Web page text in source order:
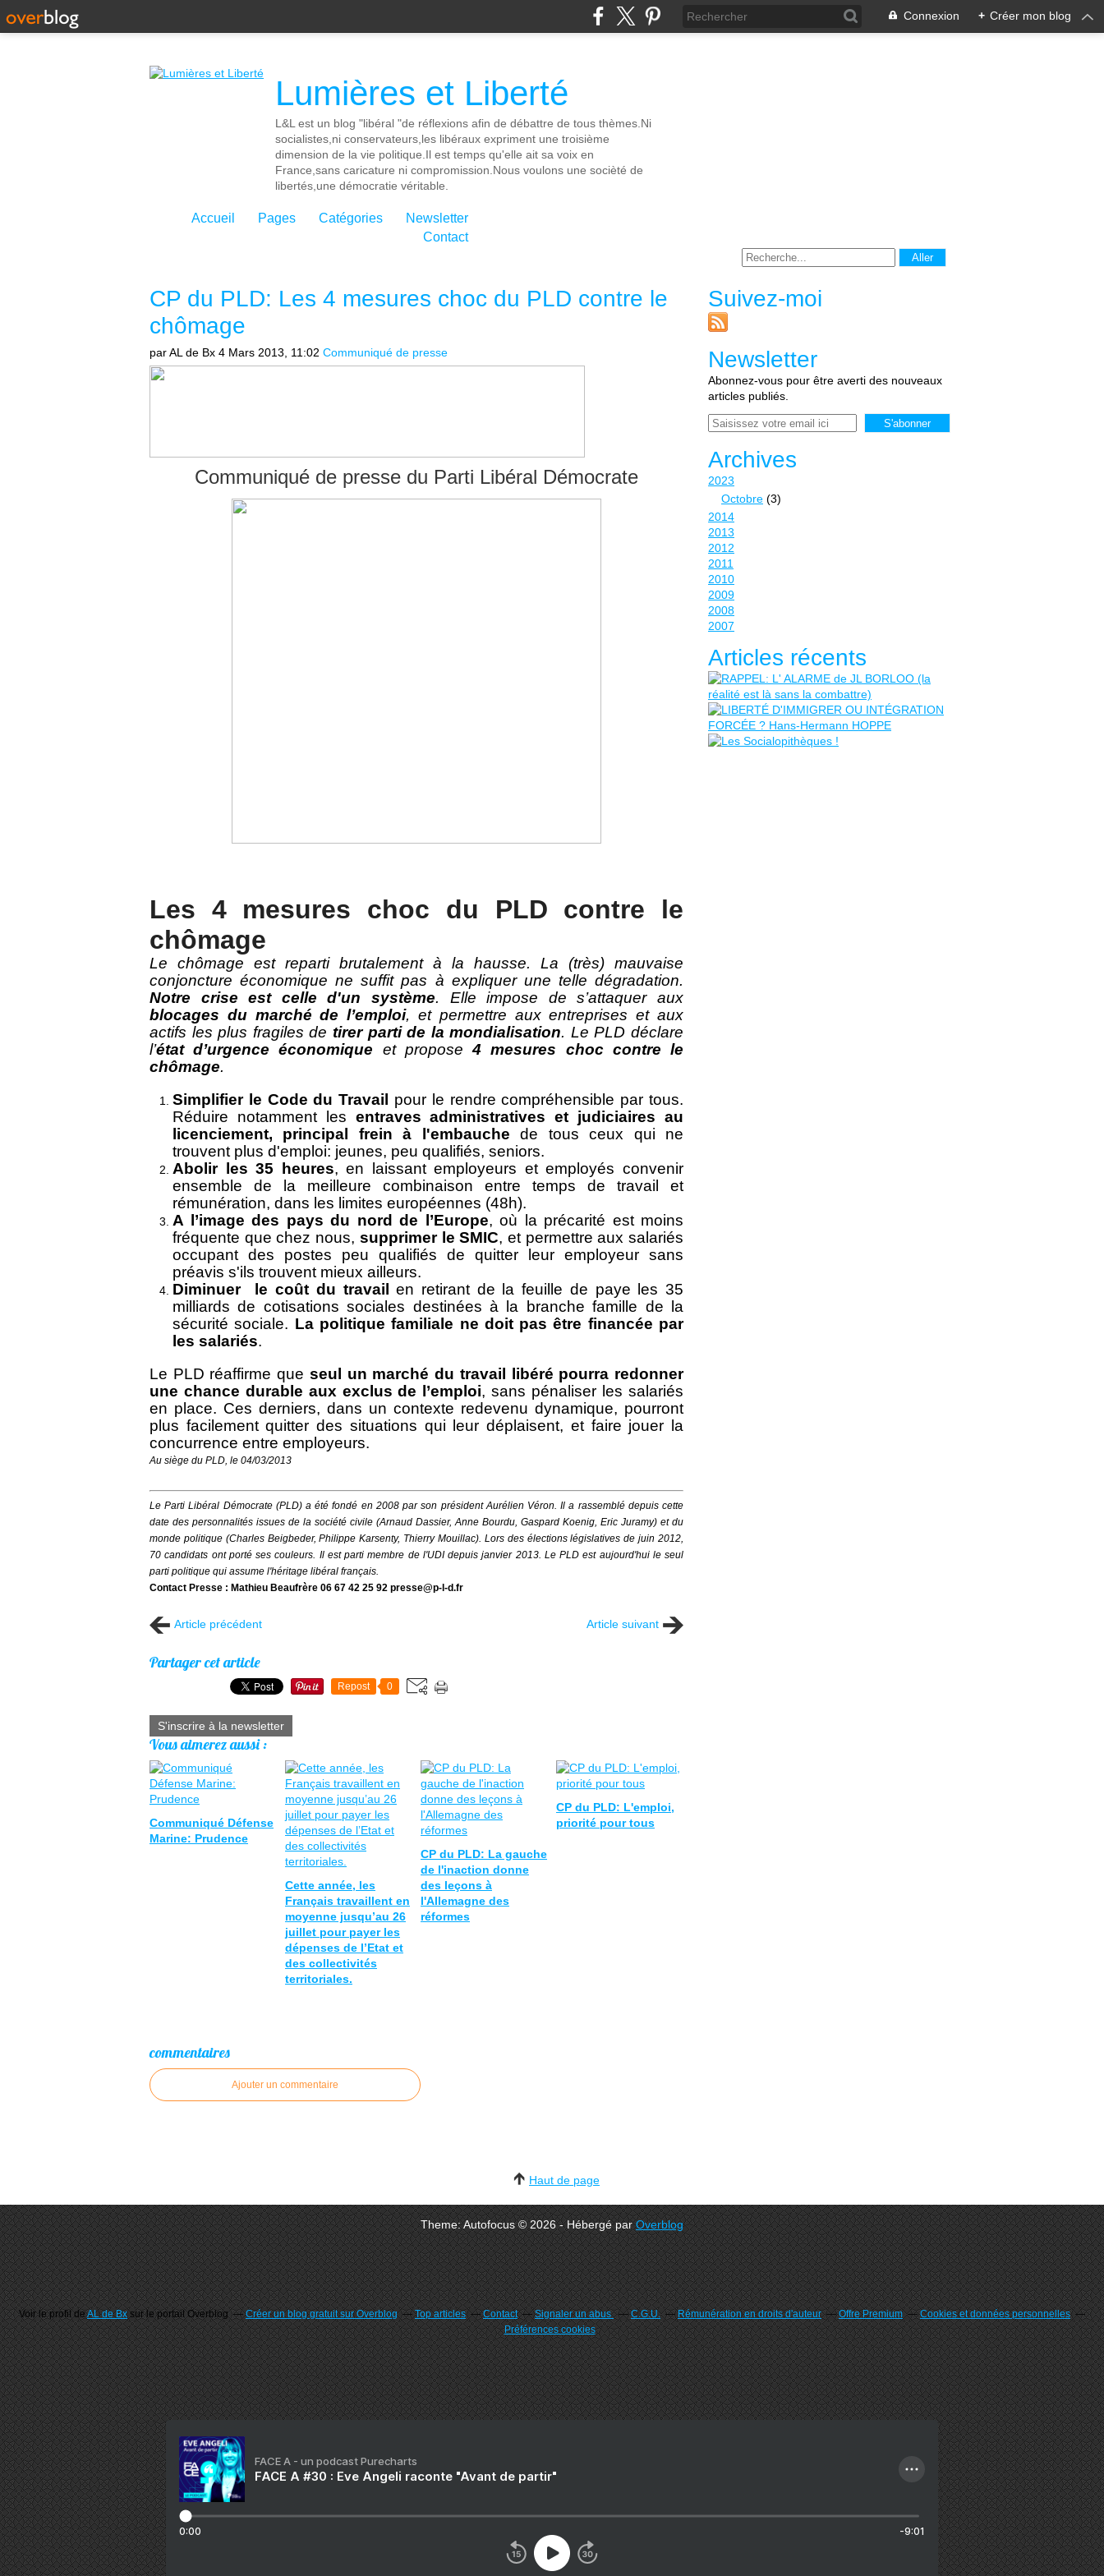
Connexion + Créer mon blog
Lumières et Liberté
L&L est un blog "libéral "de réflexions afin de débattre de tous thèmes.Ni
socialistes,ni conservateurs,les libéraux expriment une troisième
dimension de la vie politique.Il est temps qu'elle ait sa voix en
France,sans caricature ni compromission.Nous voulons une socièté de
libertés,une démocratie véritable.
Accueil Pages Catégories
Newsletter
Contact
CP du PLD: Les 4 mesures choc du PLD contre le
chômage
par AL de Bx 4 Mars 2013, 11:02 Communiqué de presse
Communiqué de presse du Parti Libéral Démocrate
Les 4 mesures choc du PLD contre le
chômage
Le chômage est reparti brutalement à la hausse. La (très) mauvaise
conjoncture économique ne suffit pas à expliquer une telle dégradation.
Notre crise est celle d'un système. Elle impose de s’attaquer aux
blocages du marché de l’emploi, et permettre aux entreprises et aux
actifs les plus fragiles de tirer parti de la mondialisation. Le PLD déclare
l’état d’urgence économique et propose4 mesures choc contre le
chômage.
Simplifier le Code du Travail
pour le rendre compréhensible par tous.
Réduire notamment les entraves administratives et judiciaires au
licenciement, principal frein à l'embauche de tous ceux qui ne
trouvent plus d'emploi: jeunes, peu qualifiés, seniors.
Abolir les 35 heures, en laissant employeurs et employés convenir
ensemble de la meilleure combinaison entre temps de travail et
rémunération, dans les limites européennes (48h).
A l’image des pays du nord de l’Europe, où la précarité est moins
fréquente que chez nous, supprimer le SMIC, et permettre aux salariés
occupant des postes peu qualifiés de quitter leur employeur sans
préavis s'ils trouvent mieux ailleurs.
Diminuer le coût du travail
en retirant de la feuille de paye les 35
milliards de cotisations sociales destinées à la branche famille de la
sécurité sociale. La politique familiale ne doit pas être financée par
les salariés.
Le PLD réaffirme que seul un marché du travail libéré pourra redonner
une chance durable aux exclus de l’emploi, sans pénaliser les salariés
en place. Ces derniers, dans un contexte redevenu dynamique, pourront
plus facilement quitter des situations qui leur déplaisent, et faire jouer la
concurrence entre employeurs.
Au siège du PLD, le 04/03/2013
Le Parti Libéral Démocrate (PLD) a été fondé en 2008 par son président Aurélien Véron. Il a rassemblédepuis cette
date des personnalités issues de la société civile (Arnaud Dassier, Anne Bourdu, Gaspard Koenig, Eric Juramy) et du
monde politique (Charles Beigbeder, Philippe Karsenty, Thierry Mouillac). Lors des élections législatives de juin 2012,
70 candidats ont porté ses couleurs. Il est parti membre de l'UDI depuis janvier 2013. Le PLD est aujourd'hui le seul
parti politique qui assume l'héritage libéral français.
Contact Presse : Mathieu Beaufrère 06 67 42 25 92 presse@p-l-d.fr
Article précédent Article suivant
Partager cet article
Repost 0
S'inscrire à la newsletter
Vous aimerez aussi :
Communiqué Défense
Marine: Prudence
Cette année, les
Français travaillent en
moyenne jusqu’au 26
juillet pour payer les
dépenses de l’Etat et
des collectivités
territoriales.
CP du PLD: La gauche
de l'inaction donne
des leçons à
l'Allemagne des
réformes
CP du PLD: L'emploi,
priorité pour tous
commentaires
Ajouter un commentaire
Suivez-moi
Newsletter
Abonnez-vous pour être averti des nouveaux
articles publiés.
Email
Archives
2023
Octobre (3)
2014
2013
2012
2011
2010
2009
2008
2007
Articles récents
Haut de page
Theme: Autofocus © 2026 - Hébergé parOverblog
Voir le profil deAL de Bxsur le portail Overblog Créer un blog gratuit sur Overblog Top articles Contact Signaler un abus C.G.U. Rémunération en droits d'auteur Offre Premium
Cookies et données personnelles
Préférences cookies
FACE A - un podcast Purecharts
FACE A #30 : Eve Angeli raconte "Avant de partir"
0:00 -9:01